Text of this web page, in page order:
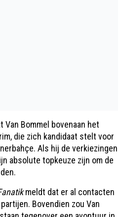
Van Bommel bovenaan het
die zich kandidaat stelt voor
Als hij de verkiezingen
absolute topkeuze zijn om de
meldt dat er al contacten
Bovendien zou Van